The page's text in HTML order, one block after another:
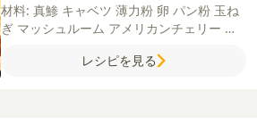
材料: 真鯵 キャベツ 薄力粉 卵 パン粉 玉ね
ぎ マッシュルーム アメリカンチェリー バ
ウスターソース粗びき黒こしょう
レシピを見る